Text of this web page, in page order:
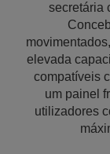
secretária
elevada
compatíveis
um painel
utilizadores